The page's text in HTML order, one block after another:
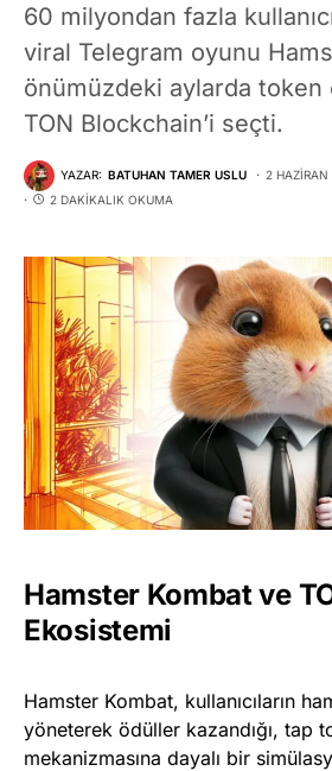
60 milyondan fazla
viral Telegram oyunu
önümüzdeki aylarda token
TON Blockchain’i seçti.
YAZAR: BATUHAN TAMER USLU
2
2 DAKIKALIK OKUMA
Hamster Kombat ve
Ekosistemi
Hamster Kombat, kullanıcıların
yöneterek ödüller kazandığı, tap
mekanizmasına dayalı bir